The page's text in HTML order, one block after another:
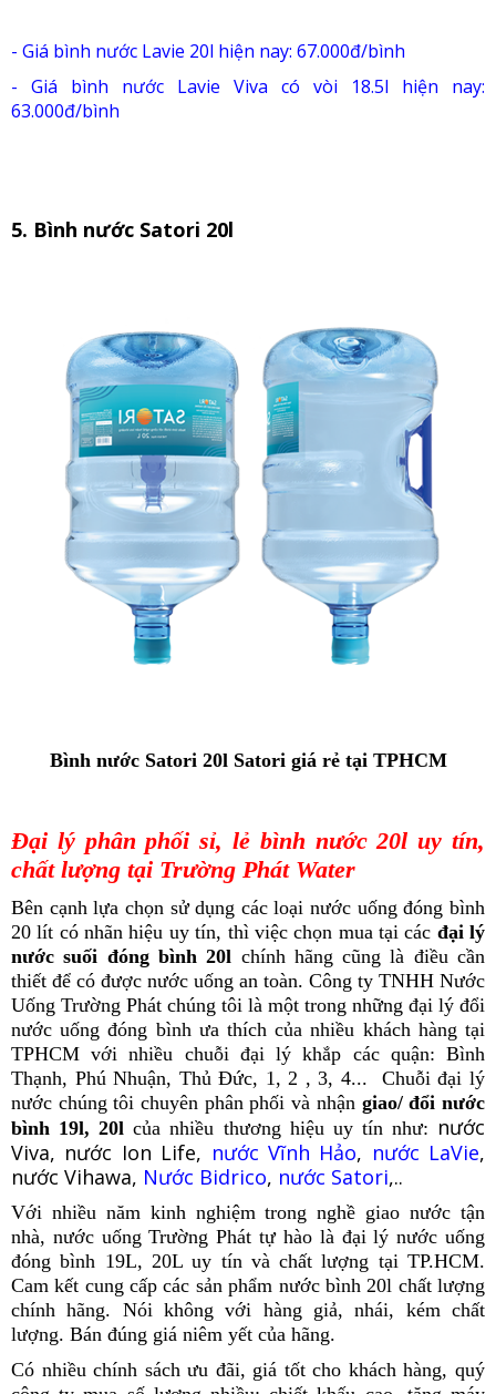
- Giá bình nước Lavie 20l hiện nay: 67.000đ/bình
- Giá bình nước Lavie Viva có vòi 18.5l hiện nay:
63.000đ/bình
5. Bình nước Satori 20l
Bình nước Satori 20l Satori giá rẻ tại TPHCM
Đại lý phân phối sỉ, lẻ bình nước 20l uy tín,
chất lượng tại Trường Phát Water
Bên cạnh lựa chọn sử dụng các loại nước uống đóng bình
20 lít có nhãn hiệu uy tín, thì việc chọn mua tại các đại lý
nước suối đóng bình 20l chính hãng cũng là điều cần
thiết để có được nước uống an toàn. Công ty TNHH Nước
Uống Trường Phát chúng tôi là một trong những đại lý đổi
nước uống đóng bình ưa thích của nhiều khách hàng tại
TPHCM với nhiều chuỗi đại lý khắp các quận: Bình
Thạnh, Phú Nhuận, Thủ Đức, 1, 2 , 3, 4... Chuỗi đại lý
nước chúng tôi chuyên phân phối và nhận giao/ đổi nước
bình 19l, 20l của nhiều thương hiệu uy tín như: nước
Viva, nước Ion Life, nước Vĩnh Hảo, nước LaVie,
nước Vihawa, Nước Bidrico, nước Satori,..
Với nhiều năm kinh nghiệm trong nghề giao nước tận
nhà, nước uống Trường Phát tự hào là đại lý nước uống
đóng bình 19L, 20L uy tín và chất lượng tại TP.HCM.
Cam kết cung cấp các sản phẩm nước bình 20l chất lượng
chính hãng. Nói không với hàng giả, nhái, kém chất
lượng. Bán đúng giá niêm yết của hãng.
Có nhiều chính sách ưu đãi, giá tốt cho khách hàng, quý